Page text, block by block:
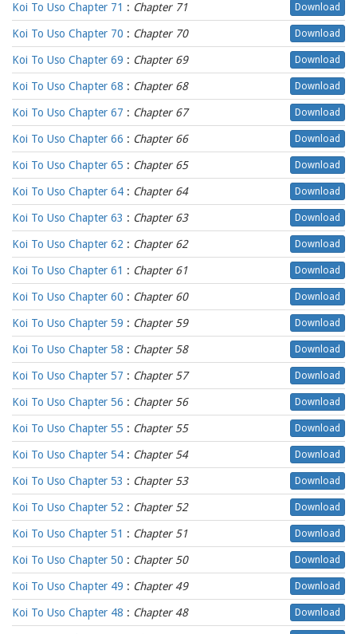
Koi To Uso Chapter 71 : Chapter 71 Download
Koi To Uso Chapter 70 : Chapter 70 Download
Koi To Uso Chapter 69 : Chapter 69 Download
Koi To Uso Chapter 68 : Chapter 68 Download
Koi To Uso Chapter 67 : Chapter 67 Download
Koi To Uso Chapter 66 : Chapter 66 Download
Koi To Uso Chapter 65 : Chapter 65 Download
Koi To Uso Chapter 64 : Chapter 64 Download
Koi To Uso Chapter 63 : Chapter 63 Download
Koi To Uso Chapter 62 : Chapter 62 Download
Koi To Uso Chapter 61 : Chapter 61 Download
Koi To Uso Chapter 60 : Chapter 60 Download
Koi To Uso Chapter 59 : Chapter 59 Download
Koi To Uso Chapter 58 : Chapter 58 Download
Koi To Uso Chapter 57 : Chapter 57 Download
Koi To Uso Chapter 56 : Chapter 56 Download
Koi To Uso Chapter 55 : Chapter 55 Download
Koi To Uso Chapter 54 : Chapter 54 Download
Koi To Uso Chapter 53 : Chapter 53 Download
Koi To Uso Chapter 52 : Chapter 52 Download
Koi To Uso Chapter 51 : Chapter 51 Download
Koi To Uso Chapter 50 : Chapter 50 Download
Koi To Uso Chapter 49 : Chapter 49 Download
Koi To Uso Chapter 48 : Chapter 48 Download